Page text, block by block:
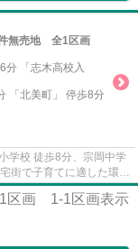
無売地 全1区画
分 「志木高校入
「北美町」 停歩8分
学校 徒歩8分、宗岡中学
街で子育てに適した環境
1区画 1-1区画表示